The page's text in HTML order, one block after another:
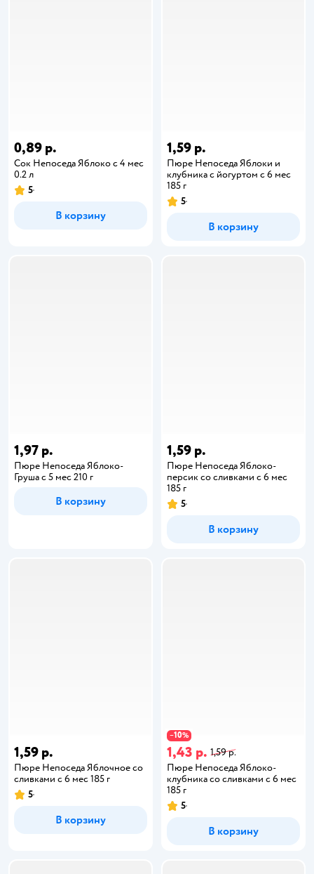
0,89 р.
Сок Непоседа Яблоко с 4 мес
0.2 л
5
В корзину
1,59 р.
Пюре Непоседа Яблоки и
клубника с йогуртом с 6 мес
185 г
5
В корзину
1,97 р.
Пюре Непоседа Яблоко-
Груша с 5 мес 210 г
В корзину
1,59 р.
Пюре Непоседа Яблоко-
персик со сливками с 6 мес
185 г
5
В корзину
1,59 р.
Пюре Непоседа Яблочное со
сливками с 6 мес 185 г
5
В корзину
−10%
1,43 р. 1,59 р.
Пюре Непоседа Яблоко-
клубника со сливками с 6 мес
185 г
5
В корзину